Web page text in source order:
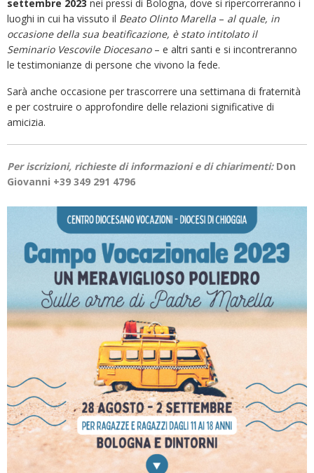
settembre 2023 nei pressi di Bologna, dove si ripercorreranno i
luoghi in cui ha vissuto il Beato Olinto Marella – al quale, in
occasione della sua beatificazione, è stato intitolato il
Seminario Vescovile Diocesano– e altri santi e si incontreranno
le testimonianze di persone che vivono la fede.
Sarà anche occasione per trascorrere una settimana di fraternità
e per costruire o approfondire delle relazioni significative di
amicizia.
Per iscrizioni, richieste di informazioni e di chiarimenti: Don
Giovanni +39 349 291 4796